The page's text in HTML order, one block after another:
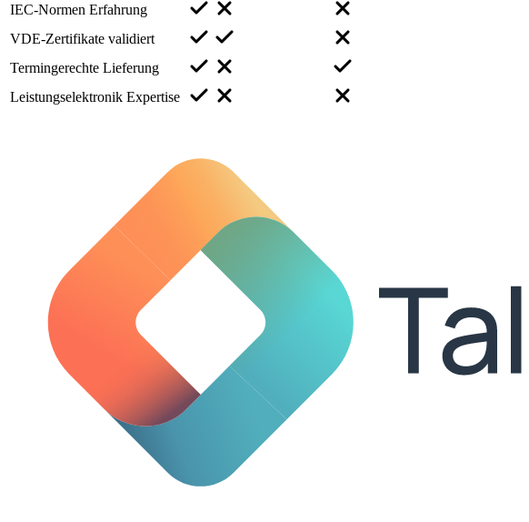
IEC-Normen Erfahrung
VDE-Zertifikate validiert
Termingerechte Lieferung
Leistungselektronik Expertise